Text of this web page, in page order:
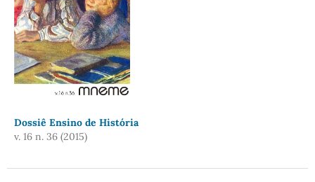
Dossiê Ensino de História
v. 16 n. 36 (2015)